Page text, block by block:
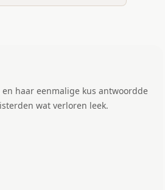
haar eenmalige kus antwoordde
wat verloren leek.